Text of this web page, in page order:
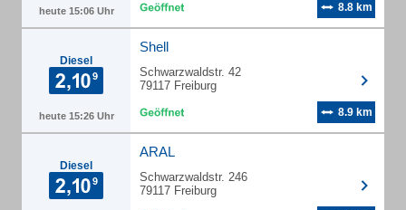
heute 15:06 Uhr 8.8 km
Diesel
heute 15:26 Uhr
Shell
Schwarzwaldstr. 42
79117 Freiburg
8.9 km
Diesel
ARAL
Schwarzwaldstr. 246
79117 Freiburg